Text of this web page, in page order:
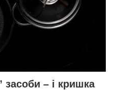
засоби – і кришка